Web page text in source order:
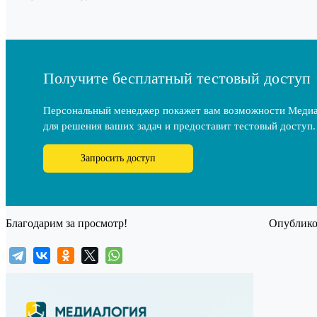
Получите бесплатный тестовый доступ
Персональный менеджер покажет вам возможности
для решения ваших задач и предоставит тестовый доступ.
Запросить доступ
Благодарим за просмотр!